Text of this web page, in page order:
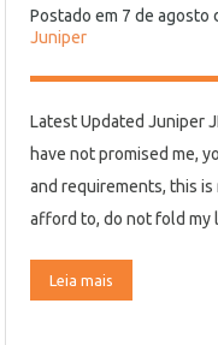
Postado em 7 de agosto
Juniper
Latest Updated Juniper
have not promised me,
and requirements, this is
afford to, do not fold my
Leia mais